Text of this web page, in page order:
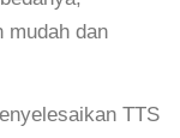
mudah dan
TTS